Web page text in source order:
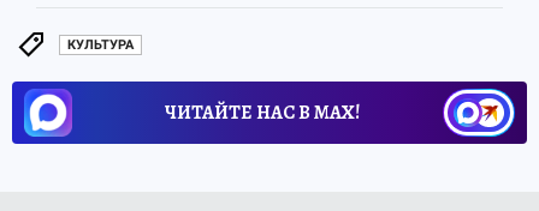
КУЛЬТУРА
ЧИТАЙТЕ НАС В МАХ!